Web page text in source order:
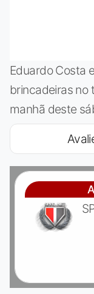
Eduardo Costa
brincadeiras no
manhã deste